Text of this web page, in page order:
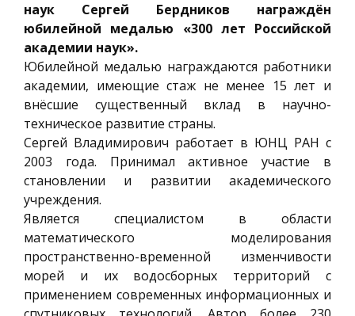
наук Сергей Бердников награждён
юбилейной медалью «300 лет Российской
академии наук».
Юбилейной медалью награждаются работники
академии, имеющие стаж не менее 15 лет и
внёсшие существенный вклад в научно-
техническое развитие страны.
Сергей Владимирович работает в ЮНЦ РАН с
2003 года. Принимал активное участие в
становлении и развитии академического
учреждения.
Является специалистом в области
математического моделирования
пространственно-временной изменчивости
морей и их водосборных территорий с
применением современных информационных и